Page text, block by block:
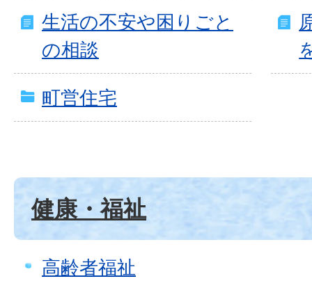
生活の不安や困りごと
の相談
町営住宅
健康・福祉
高齢者福祉